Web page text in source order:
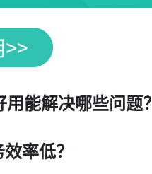
能解决哪些问题？
率低？